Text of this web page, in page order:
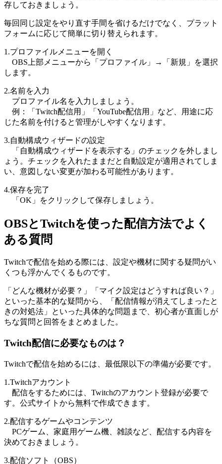
存しておきましょう。
毎回同じ設定をやり直す手間を省けるだけでなく、プラット
フォームに応じて簡単に切り替えられます。
1.プロファイルメニューを開く
OBS上部メニューから「プロファイル」→「新規」を選択
します。
2.名前を入力
プロファイル名を入力しましょう。
例：「Twitch配信用」「YouTube配信用」など、用途に応
じた名前を付けると管理がしやすくなります。
3.自動構成ウィザードの設定
「自動構成ウィザードを表示する」のチェックを外しまし
ょう。チェックを入れたままだと自動設定が適用されてしま
い、意図しない変更が加わる可能性があります。
4.保存を完了
「OK」をクリックして保存しましょう。
OBSとTwitchを使った配信方法でよく
ある質問
Twitchで配信を始める際には、設定や機材に関する疑問がい
くつも浮かんでくるものです。
「どんな機材が必要？」「マイク設定はどうすれば良い？」
といった基本的な疑問から、「配信情報が消えてしまったと
きの対処法」といった具体的な問題まで、初心者が直面しが
ちな質問と回答をまとめました。
Twitch配信に必要なものは？
Twitchで配信を始めるには、最低限以下の準備が必要です。
1.Twitchアカウント
配信をするためには、Twitchのアカウント登録が必要で
す。公式サイトから無料で作成できます。
2.配信するゲームやコンテンツ
PCゲーム、家庭用ゲーム機、雑談など、配信する内容を
決めておきましょう。
3.配信ソフト（OBS）